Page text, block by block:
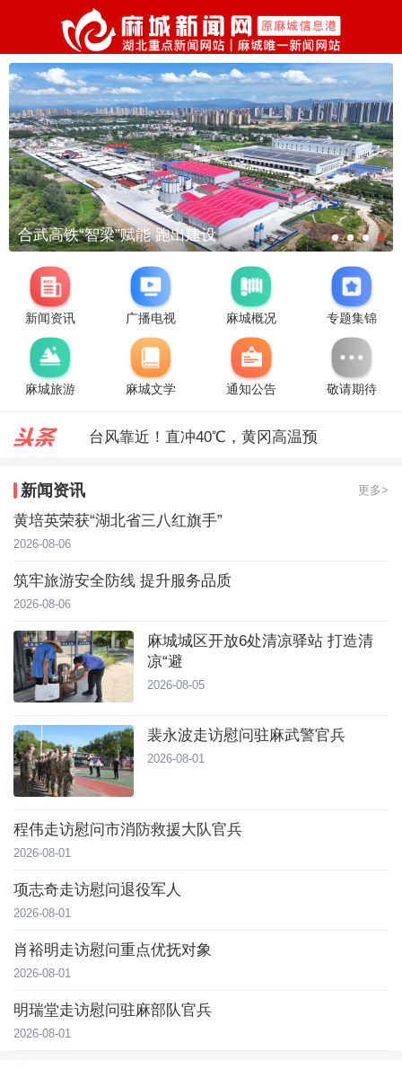
合武高铁“智梁”赋能 跑出建设
新闻资讯 广播电视 麻城概况 专题集锦
麻城旅游 麻城文学 通知公告 敬请期待
台风靠近！直冲40℃，黄冈高温预
裴永波走访慰问驻麻武警官兵
新闻资讯 更多>
黄培英荣获“湖北省三八红旗手”
2026-08-06
筑牢旅游安全防线 提升服务品质
2026-08-06
麻城城区开放6处清凉驿站 打造清
凉“避
2026-08-05
裴永波走访慰问驻麻武警官兵
2026-08-01
程伟走访慰问市消防救援大队官兵
2026-08-01
项志奇走访慰问退役军人
2026-08-01
肖裕明走访慰问重点优抚对象
2026-08-01
明瑞堂走访慰问驻麻部队官兵
2026-08-01